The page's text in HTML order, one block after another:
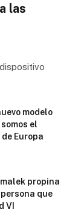
las
modelo
el
Europa
propina
que
VI